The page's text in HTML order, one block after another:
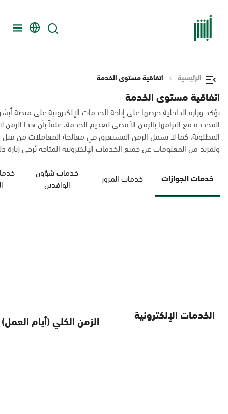
الرئيسية اتفاقية مستوى الخدمة
اتفاقية مستوى الخدمة
تؤكد وزارة الداخلية حرصها على إتاحة الخدمات الإلكترونية على منصة
المحددة مع التزامها بالزمن الأقصى لتقديم الخدمة، علماً بأن هذا
المطلوبة، كما لا يشمل الزمن المستغرق في معالجة المعاملات من
ولمزيد من المعلومات عن جميع الخدمات الإلكترونية المتاحة يُرجى زيارة
خدمات الجوازات خدمات المرور
خدمات شؤون
الوافدين
الخدمات الإلكترونية الزمن الكلي (أيام العمل)